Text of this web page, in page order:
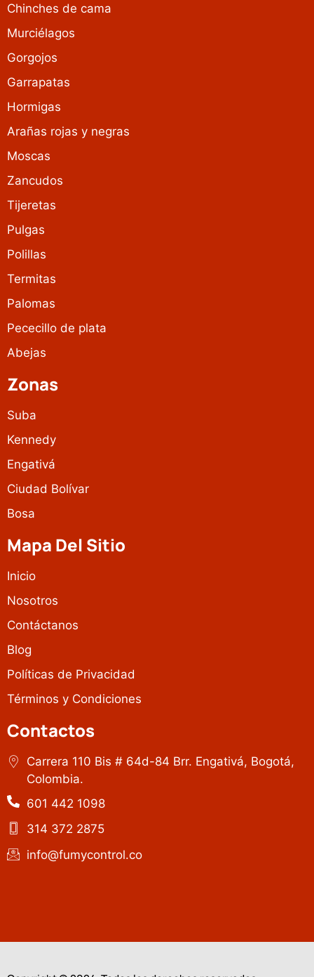
Chinches de cama
Murciélagos
Gorgojos
Garrapatas
Hormigas
Arañas rojas y negras
Moscas
Zancudos
Tijeretas
Pulgas
Polillas
Termitas
Palomas
Pececillo de plata
Abejas
Zonas
Suba
Kennedy
Engativá
Ciudad Bolívar
Bosa
Mapa Del Sitio
Inicio
Nosotros
Contáctanos
Blog
Políticas de Privacidad
Términos y Condiciones
Contactos
Carrera 110 Bis # 64d-84 Brr. Engativá, Bogotá,
Colombia.
601 442 1098
314 372 2875
info@fumycontrol.co